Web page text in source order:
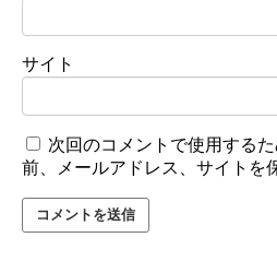
サイト
次回のコメントで使用する
前、メールアドレス、サイトを